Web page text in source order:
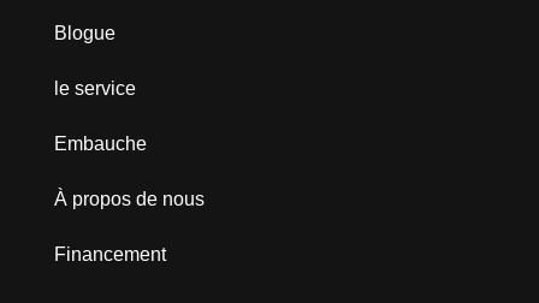
Blogue
le service
Embauche
À propos de nous
Financement